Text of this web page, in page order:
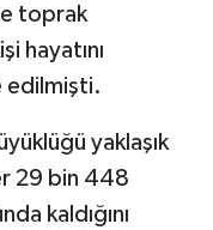
toprak
hayatını
edilmişti.
yaklaşık
29 bin 448
kaldığını